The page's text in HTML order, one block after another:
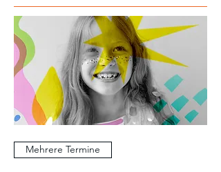
Mehrere Termine